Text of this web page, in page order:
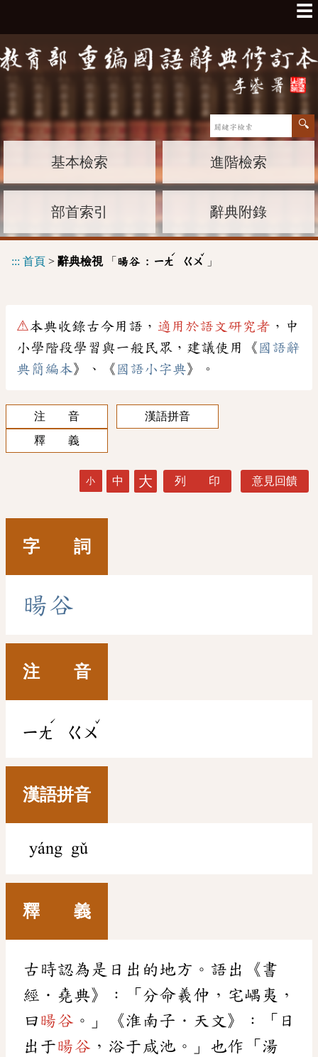
☰
基本檢索 進階檢索
部首索引 辭典附錄
::: 首頁 > 辭典檢視「 暘谷 : ㄧㄤ
ˊ
ㄍㄨ
ˇ
」
⚠本典收錄古今用語， 適用於語文研究者 ，中
小學階段學習與一般民眾，建議使用《 國語辭
典簡編本》、《 國語小字典》。
注 音
漢語拼音
釋 義
小 中 大 列 印 意見回饋
字 詞
暘谷
注 音
ㄧㄤ
ˊ
ㄍㄨ
ˇ
漢語拼音
yáng gǔ
釋 義
古時認為是日出的地方。語出《書
經．堯典》：「分命羲仲，宅嵎夷，
曰 暘谷 。」《淮南子．天文》：「日
出于暘谷 ，浴于咸池。」也作「湯